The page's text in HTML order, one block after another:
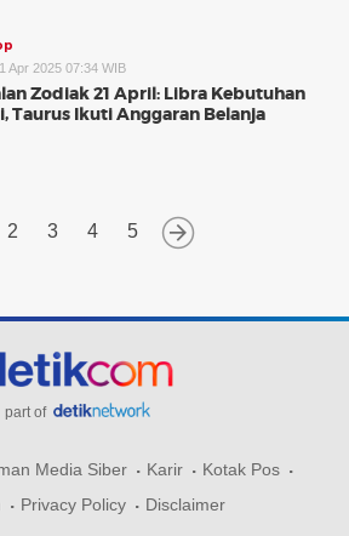
Apr 2025 07:34 WIB
Zodiak 21 April: Libra Kebutuhan
Taurus Ikuti Anggaran Belanja
2 3 4 5
part of
Media Siber Karir
Kotak Pos
Privacy Policy Disclaimer